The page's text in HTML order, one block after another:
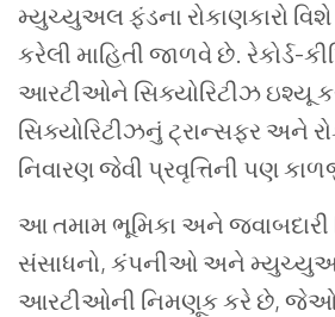
મ્યુચ્યુઅલ ફંડના રોકાણકારો
કરેલી માહિતી જાળવે છે. રેકોર્ડ-
આરટીઓને સિક્યોરિટીઝ ઇશ્યૂ
સિક્યોરિટીઝનું ટ્રાન્સફર અને
નિવારણ જેવી પ્રવૃત્તિની પણ
આ તમામ ભૂમિકા અને જવાબદારી
સંસાધનો, કંપનીઓ અને
આરટીઓની નિમણૂક કરે છે, જેઓ